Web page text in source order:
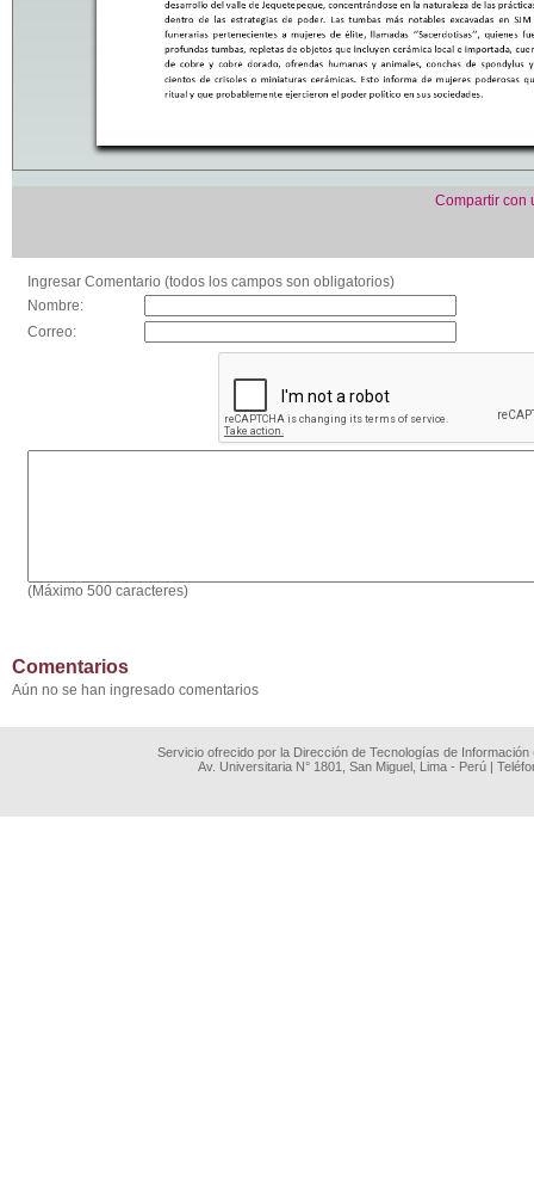
Compartir con
Ingresar Comentario (todos los campos son obligatorios)
Nombre:
Correo:
(Máximo 500 caracteres)
Comentarios
Aún no se han ingresado comentarios
Servicio ofrecido por la Dirección de Tecnologías de
Av. Universitaria N° 1801, San Miguel, Lima - Perú |